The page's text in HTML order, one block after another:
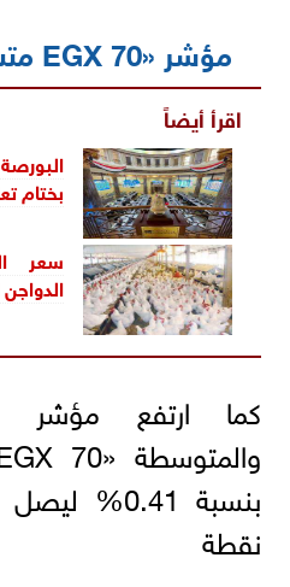
مؤشر «EGX 70 متساوي الأوزان»
اقرأ أيضاً
بختام
سعر
الدواجن
كما ارتفع مؤشر
نقطة